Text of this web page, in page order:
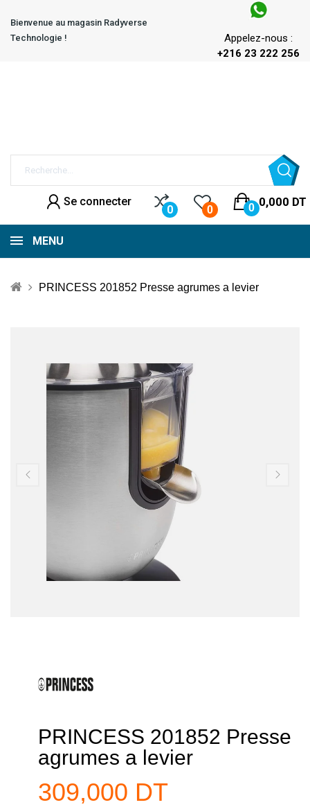
Bienvenue au magasin Radyverse
Technologie !
Appelez-nous :
+216 23 222 256
Se connecter
0 0
0,000 DT
0
MENU
PRINCESS 201852 Presse agrumes a levier
PRINCESS 201852 Presse
agrumes a levier
309,000 DT